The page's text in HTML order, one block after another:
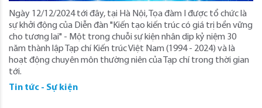
Ngày 12/12/2024 tới đây, tại Hà Nội, Tọa đàm I được tổ chức là
sự khởi động của Diễn đàn "Kiến tạo kiến trúc có giá trị bền vững
cho tương lai" - Một trong chuỗi sự kiện nhân dịp kỷ niệm 30
năm thành lập Tạp chí Kiến trúc Việt Nam (1994 - 2024) và là
hoạt động chuyên môn thường niên của Tạp chí trong thời gian
tới.
Tin tức - Sự kiện